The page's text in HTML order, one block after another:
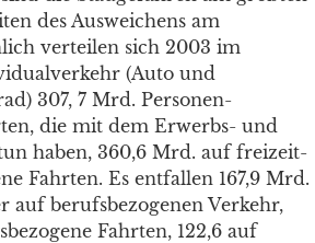
des Ausweichens am
verteilen sich 2003 im
(Auto und
307, 7 Mrd. Personen-
die mit dem Erwerbs- und
haben, 360,6 Mrd. auf freizeit-
Fahrten. Es entfallen 167,9 Mrd.
auf berufsbezogenen Verkehr,
Fahrten, 122,6 auf